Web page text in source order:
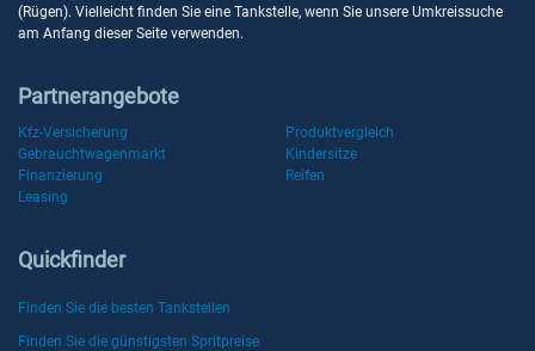
(Rügen). Vielleicht finden Sie eine Tankstelle, wenn Sie unsere Umkreissuche
am Anfang dieser Seite verwenden.
Partnerangebote
Kfz-Versicherung
Produktvergleich
Gebrauchtwagenmarkt
Kindersitze
Finanzierung
Reifen
Leasing
Quickfinder
Finden Sie die besten Tankstellen
Finden Sie die günstigsten Spritpreise